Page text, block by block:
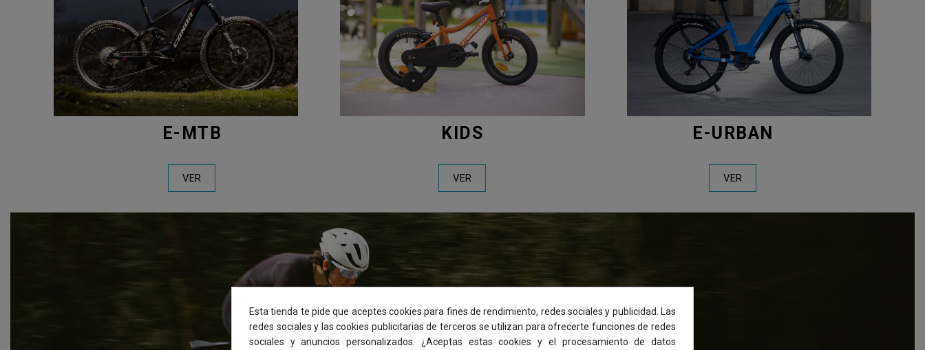
E-MTB
VER
KIDS
VER
E-URBAN
VER
Esta tienda te pide que aceptes cookies para fines de rendimiento, redes sociales y publicidad. Las
redes sociales y las cookies publicitarias de terceros se utilizan para ofrecerte funciones de redes
sociales y anuncios personalizados. ¿Aceptas estas cookies y el procesamiento de datos